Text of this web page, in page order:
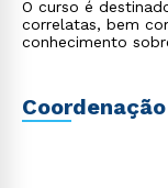
O curso é
correlatas, bem
conhecimento